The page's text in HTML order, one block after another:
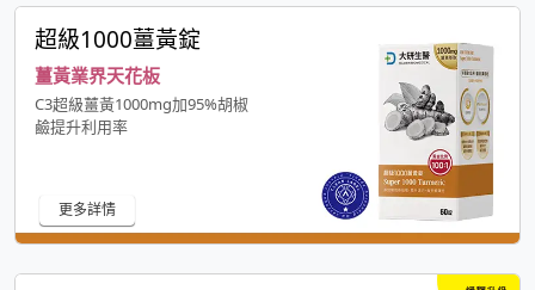
超級1000薑黃錠
薑黃業界天花板
C3超級薑黃1000mg加95%胡椒
鹼提升利用率
更多詳情